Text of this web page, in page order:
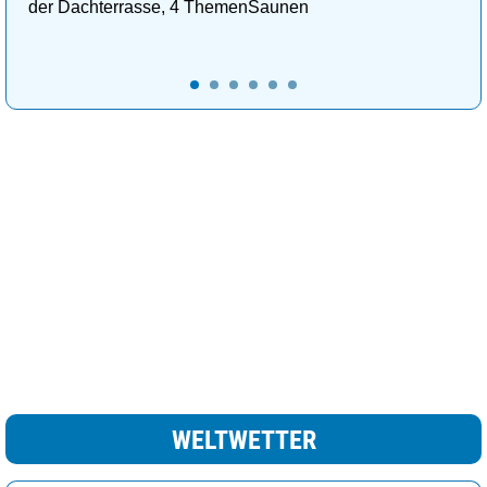
Ljubljana 22° sonnig 7%
Podgorica 27° sonnig 10%
der Dachterrasse, 4 ThemenSaunen
WELTWETTER